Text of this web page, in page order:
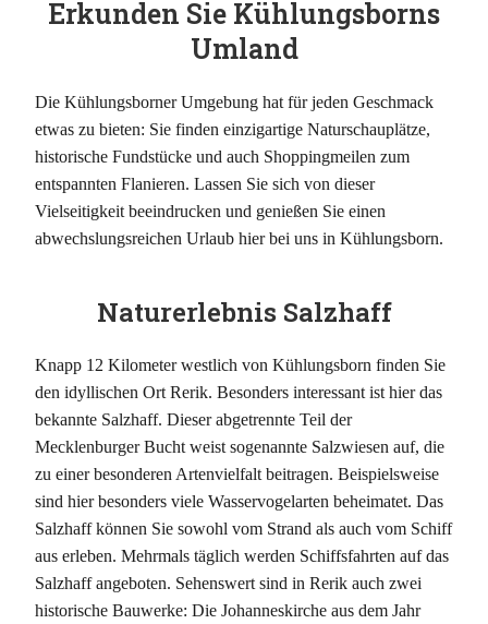
Erkunden Sie Kühlungsborns
Umland
Die Kühlungsborner Umgebung hat für jeden Geschmack
etwas zu bieten: Sie finden einzigartige Naturschauplätze,
historische Fundstücke und auch Shoppingmeilen zum
entspannten Flanieren. Lassen Sie sich von dieser
Vielseitigkeit beeindrucken und genießen Sie einen
abwechslungsreichen Urlaub hier bei uns in Kühlungsborn.
Naturerlebnis Salzhaff
Knapp 12 Kilometer westlich von Kühlungsborn finden Sie
den idyllischen Ort Rerik. Besonders interessant ist hier das
bekannte Salzhaff. Dieser abgetrennte Teil der
Mecklenburger Bucht weist sogenannte Salzwiesen auf, die
zu einer besonderen Artenvielfalt beitragen. Beispielsweise
sind hier besonders viele Wasservogelarten beheimatet. Das
Salzhaff können Sie sowohl vom Strand als auch vom Schiff
aus erleben. Mehrmals täglich werden Schiffsfahrten auf das
Salzhaff angeboten. Sehenswert sind in Rerik auch zwei
historische Bauwerke: Die Johanneskirche aus dem Jahr